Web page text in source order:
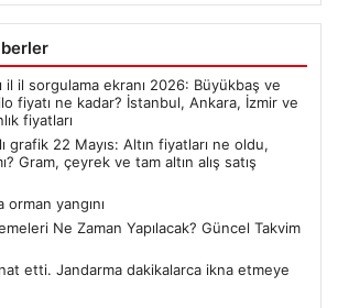
il il sorgulama ekranı 2026: Büyükbaş ve
fiyatı ne kadar? İstanbul, Ankara, İzmir ve
fiyatları
grafik 22 Mayıs: Altın fiyatları ne oldu,
Gram, çeyrek ve tam altın alış satış
orman yangını
Ne Zaman Yapılacak? Güncel Takvim
etti. Jandarma dakikalarca ikna etmeye